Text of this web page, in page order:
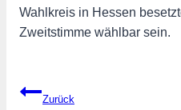
Wahlkreis in Hessen
Zweitstimme wählbar sein.
Beitragsnavigation
Zurück